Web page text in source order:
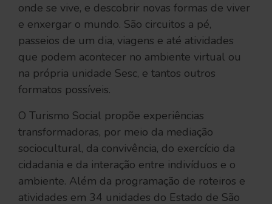
onde se vive, e descobrir novas formas de viver
e enxergar o mundo. São circuitos a pé,
passeios de um dia, viagens e até atividades
que podem acontecer no ambiente virtual ou
na própria unidade Sesc, e tantos outros
formatos possíveis.
O Turismo Social propõe experiências
transformadoras, por meio da mediação
sociocultural, da convivência, do exercício da
cidadania e da interação entre indivíduos e o
ambiente. Além da programação de roteiros e
atividades em 34 unidades do Estado de São